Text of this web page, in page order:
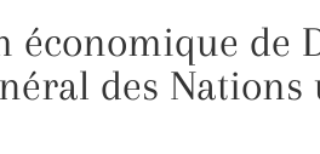
économique de
des